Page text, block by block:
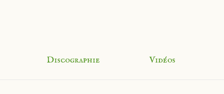
Discographie Vidéos